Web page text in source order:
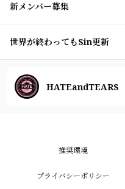
新メンバー募集
世界が終わってもSin更新
HATEandTEARS
推奨環境
プライバシーポリシー